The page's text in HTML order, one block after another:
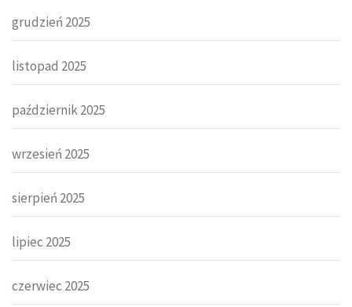
grudzień 2025
listopad 2025
październik 2025
wrzesień 2025
sierpień 2025
lipiec 2025
czerwiec 2025